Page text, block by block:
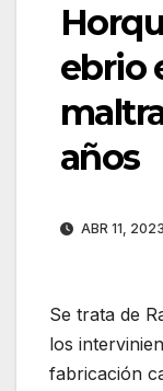
ebrio
años
ABR 11, 2023
Se trata de
los
fabricación